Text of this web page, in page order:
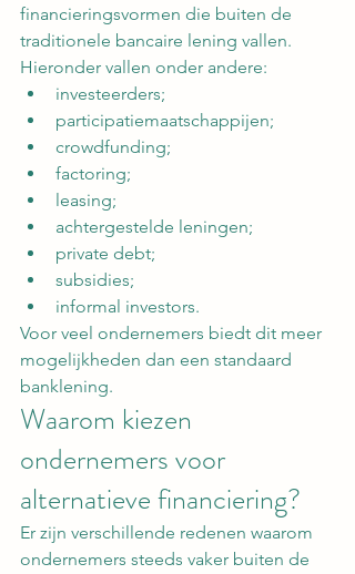
financieringsvormen die buiten de
traditionele bancaire lening vallen.
Hieronder vallen onder andere:
investeerders;
participatiemaatschappijen;
crowdfunding;
factoring;
leasing;
achtergestelde leningen;
private debt;
subsidies;
informal investors.
Voor veel ondernemers biedt dit meer
mogelijkheden dan een standaard
banklening.
Waarom kiezen
ondernemers voor
alternatieve financiering?
Er zijn verschillende redenen waarom
ondernemers steeds vaker buiten de